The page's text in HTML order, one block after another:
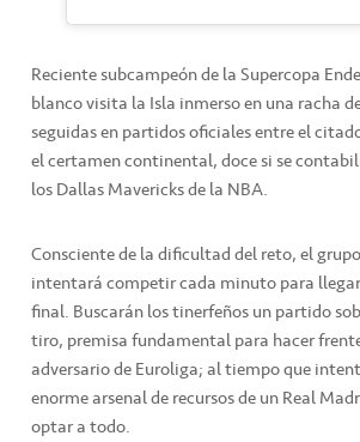
Reciente subcampeón de la Supercopa
blanco visita la Isla inmerso en una racha
seguidas en partidos oficiales entre el
el certamen continental, doce si se
los Dallas Mavericks de la NBA.
Consciente de la dificultad del reto, el
intentará competir cada minuto para
final. Buscarán los tinerfeños un partido
tiro, premisa fundamental para hacer
adversario de Euroliga; al tiempo que
enorme arsenal de recursos de un Real
optar a todo.